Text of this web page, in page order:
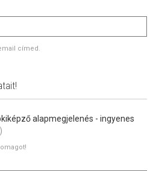
címed.
alapmegjelenés - ingyenes